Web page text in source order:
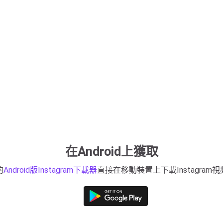
在Android上獲取
Android版Instagram下載器直接在移動裝置上下載Instagram視